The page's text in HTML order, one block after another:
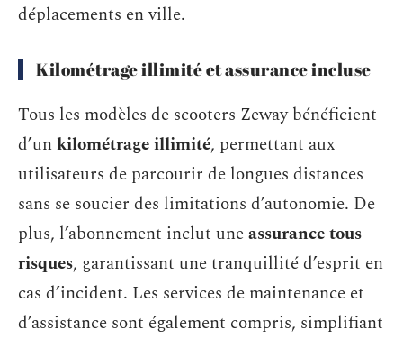
déplacements en ville.
Kilométrage illimité et assurance incluse
Tous les modèles de scooters Zeway bénéficient
d’unkilométrage illimité, permettant aux
utilisateurs de parcourir de longues distances
sans se soucier des limitations d’autonomie. De
plus, l’abonnement inclut uneassurance tous
risques, garantissant une tranquillité d’esprit en
cas d’incident. Les services de maintenance et
d’assistance sont également compris, simplifiant